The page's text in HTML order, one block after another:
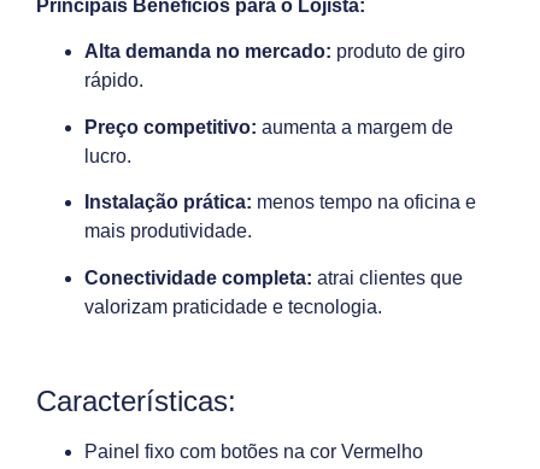
Principais Benefícios para o Lojista:
Alta demanda no mercado: produto de giro
rápido.
Preço competitivo: aumenta a margem de
lucro.
Instalação prática: menos tempo na oficina e
mais produtividade.
Conectividade completa: atrai clientes que
valorizam praticidade e tecnologia.
Características:
Painel fixo com botões na cor Vermelho